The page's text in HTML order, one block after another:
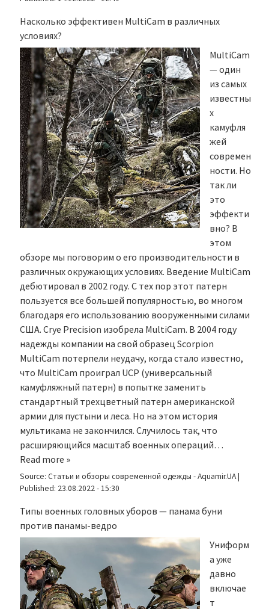
Насколько эффективен MultiCam в различных
условиях?
MultiCam
— один
из самых
известны
х
камуфля
жей
современ
ности. Но
так ли
это
эффекти
вно? В
этом
обзоре мы поговорим о его производительности в
различных окружающих условиях. Введение MultiCam
дебютировал в 2002 году. С тех пор этот патерн
пользуется все большей популярностью, во многом
благодаря его использованию вооруженными силами
США. Crye Precision изобрела MultiCam. В 2004 году
надежды компании на свой образец Scorpion
MultiCam потерпели неудачу, когда стало известно,
что MultiCam проиграл UCP (универсальный
камуфляжный патерн) в попытке заменить
стандартный трехцветный патерн американской
армии для пустыни и леса. Но на этом история
мультикама не закончился. Случилось так, что
расширяющийся масштаб военных операций…
Read more »
Source: Статьи и обзоры современной одежды - Aquamir.UA|
Published: 23.08.2022 - 15:30
Типы военных головных уборов — панама буни
против панамы-ведро
Униформ
а уже
давно
включае
т